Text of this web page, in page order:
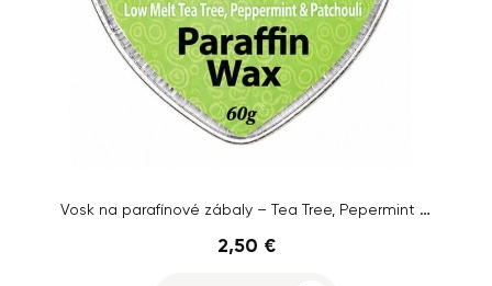
Vosk na parafínové zábaly – Tea Tree, Pepermint and Patchouli, 60g
2,50 €